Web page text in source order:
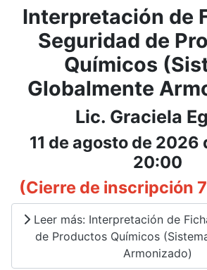
Interpretación de
Seguridad de
Químicos
Globalmente
Lic. Graciela
11 de agosto de 2026
20:00
(Cierre de inscripción
Leer más: Interpretación de
de Productos Químicos
Armonizado)